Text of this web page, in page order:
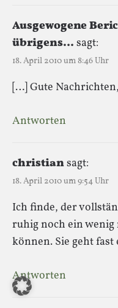
Ausgewogene
übrigens… sagt:
18. April 2010 um 8:46 Uhr
[…] Gute
Antworten
christiansagt:
18. April 2010 um 9:54 Uhr
Ich finde, der
ruhig noch ein
können. Sie geht
Antworten